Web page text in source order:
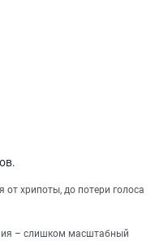
хрипоты, до потери голоса
– слишком масштабный